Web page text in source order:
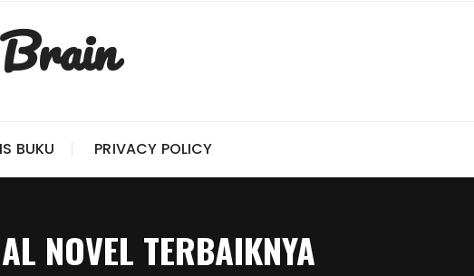
BUKU PRIVACY POLICY
NOVEL TERBAIKNYA